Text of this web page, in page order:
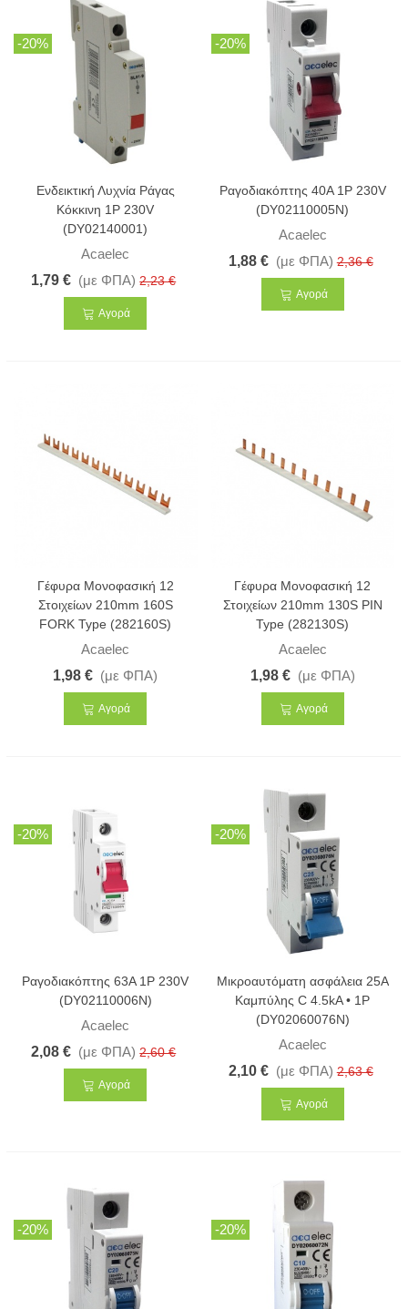
-20%
Ενδεικτική Λυχνία Ράγας
Κόκκινη 1P 230V
(DY02140001)
Acaelec
1,79 € (με ΦΠΑ) 2,23 €
Αγορά
-20%
Ραγοδιακόπτης 40A 1P 230V
(DY02110005N)
Acaelec
1,88 € (με ΦΠΑ) 2,36 €
Αγορά
Γέφυρα Μονοφασική 12
Στοιχείων 210mm 160S
FORK Type (282160S)
Acaelec
1,98 € (με ΦΠΑ)
Αγορά
Γέφυρα Μονοφασική 12
Στοιχείων 210mm 130S PIN
Type (282130S)
Acaelec
1,98 € (με ΦΠΑ)
Αγορά
-20%
Ραγοδιακόπτης 63A 1P 230V
(DY02110006N)
Acaelec
2,08 € (με ΦΠΑ) 2,60 €
Αγορά
-20%
Μικροαυτόματη ασφάλεια 25A
Καμπύλης C 4.5kA • 1Ρ
(DY02060076N)
Acaelec
2,10 € (με ΦΠΑ) 2,63 €
Αγορά
-20% -20%